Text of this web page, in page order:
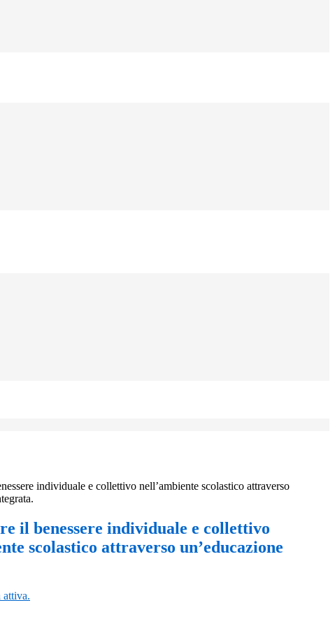
individuale e collettivo nell’ambiente scolastico attraverso
il benessere individuale e collettivo
scolastico attraverso un’educazione
attiva.